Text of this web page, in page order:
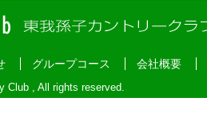
グループコース 会社概要
Club , All rights reserved.